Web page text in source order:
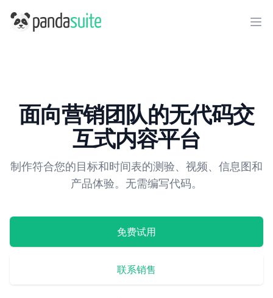
PandaSuite
面向营销团队的无代码交
互式内容平台
制作符合您的目标和时间表的测验、视频、信息图和
产品体验。无需编写代码。
免费试用
联系销售